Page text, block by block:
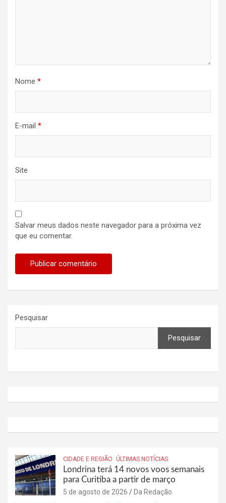
Nome *
E-mail *
Site
Salvar meus dados neste navegador para a próxima vez
que eu comentar.
Pesquisar
Pesquisar
CIDADE E REGIÃO ÚLTIMAS NOTÍCIAS
Londrina terá 14 novos voos semanais
para Curitiba a partir de março
5 de agosto de 2026 Da Redação